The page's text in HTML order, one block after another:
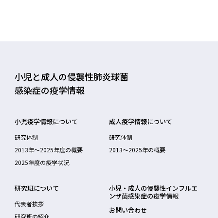
小児と成人の侵襲性肺炎球菌
感染症の疫学情報
小児疫学情報について
研究体制
2013年～2025年度の概要
2025年度の疫学状況
成人疫学情報について
研究体制
2013〜2025年の概要
研究班について
代表者挨拶
小児・成人の侵襲性インフルエ
ンザ菌感染症の疫学情報
お問い合わせ